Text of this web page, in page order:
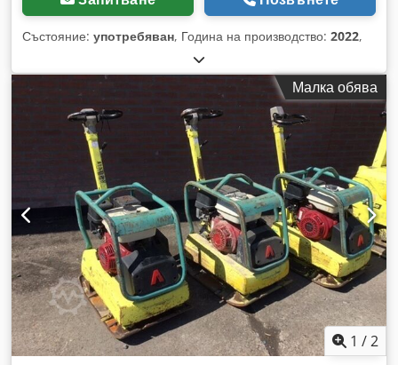
Състояние: употребяван, Година на производство: 2022,
Малка обява
1 /2